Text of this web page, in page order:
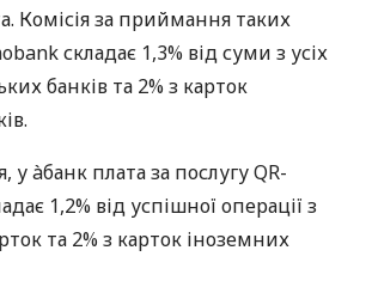
Комісія за приймання таких
складає 1,3% від суми з усіх
банків та 2% з карток
у àбанк плата за послугу QR-
1,2% від успішної операції з
та 2% з карток іноземних